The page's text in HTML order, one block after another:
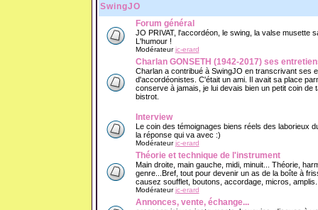
SwingJO
Forum général
JO PRIVAT, l'accordéon, le swing, la valse musette
L'humour !
Modérateurjc-erard
Charlan GONSETH (1942-2017) ses
Charlan a contribué à SwingJO en transcrivant ses
d'accordéonistes. C'était un ami. Il avait sa place
conserve à jamais, je lui devais bien un petit coin de
bistrot.
Interview
Le coin des témoignages biens réels des laborieux
la réponse qui va avec :)
Modérateurjc-erard
Théorie et technique de l'instrument
Main droite, main gauche, midi, minuit... Théorie,
genre...Bref, tout pour devenir un as de la boîte à
causez soufflet, boutons, accordage, micros,
Modérateurjc-erard
Annonces, vente, échange...